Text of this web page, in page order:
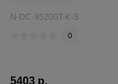
N-DC-95200T-K-S
0
5403 р.